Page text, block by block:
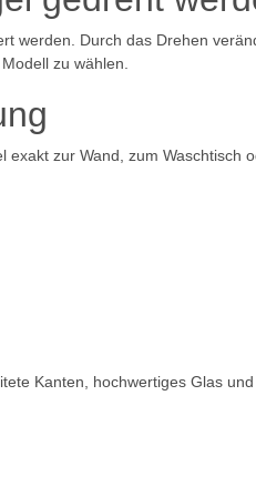
werden. Durch das Drehen
zu wählen.
zur Wand, zum
Kanten, hochwertiges Glas